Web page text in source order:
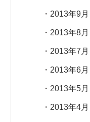
2013年9月
2013年8月
2013年7月
2013年6月
2013年5月
2013年4月